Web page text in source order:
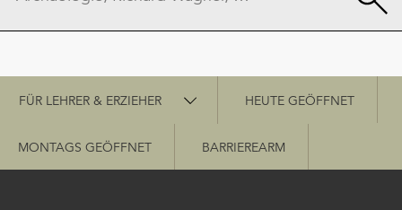
Schnellzugriff
FÜR LEHRER & ERZIEHER HEUTE GEÖFFNET
MONTAGS GEÖFFNET BARRIEREARM